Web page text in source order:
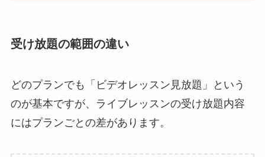
受け放題の範囲の違い
どのプランでも「ビデオレッスン見放題」という
のが基本ですが、ライブレッスンの受け放題内容
にはプランごとの差があります。